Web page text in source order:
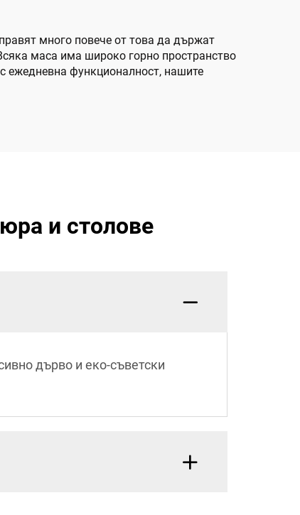
много повече от това да държат
маса има широко горно пространство
ежедневна функционалност, нашите
и столове
дърво и еко-съветски